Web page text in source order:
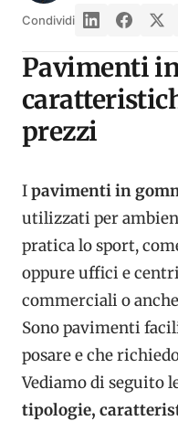
Condividi
Pavimenti
prezzi
Ipavimenti in
utilizzati per
pratica lo sport,
oppure uffici e centri
commerciali o
Sono pavimenti
posare e che
Vediamo di seguito
tipologie,